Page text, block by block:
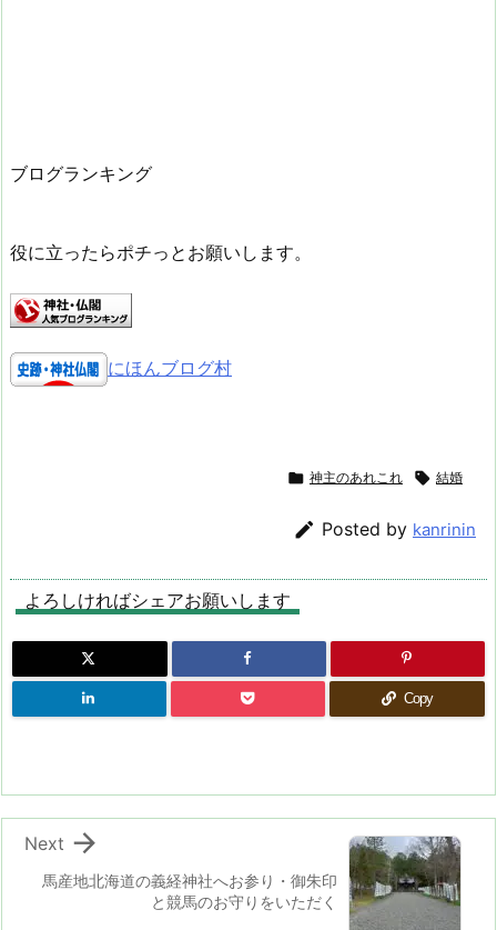
ブログランキング
役に立ったらポチっとお願いします。
にほんブログ村
 神主のあれこれ  結婚
 Posted by kanrinin
よろしければシェアお願いします
Copy
馬産地北海道の義経神社へお参り・御朱印
と競馬のお守りをいただく

Next